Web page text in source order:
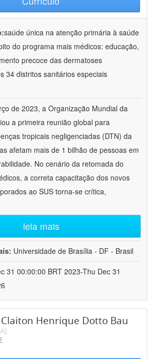
saúde única na atenção primária à saúde
do programa mais médicos: educação,
precoce das dermatoses
34 distritos sanitários especiais
de 2023, a Organização Mundial da
a primeira reunião global para
tropicais negligenciadas (DTN) da
afetam mais de 1 bilhão de pessoas em
No cenário da retomada do
a correta capacitação dos novos
ao SUS torna-se crítica,
leia mais
Universidade de Brasília - DF - Brasil
31 00:00:00 BRT 2023-Thu Dec 31
Claiton Henrique Dotto Bau